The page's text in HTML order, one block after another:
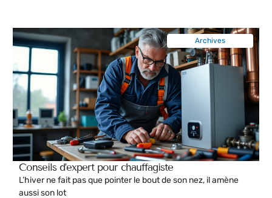
Conseils d’expert pour chauffagiste
L’hiver ne fait pas que pointer le bout de son nez, il amène
aussi son lot
Archives